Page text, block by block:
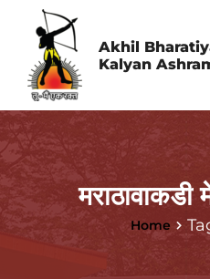
content
Akhil
Kalyan
मराठावाकडी
Home